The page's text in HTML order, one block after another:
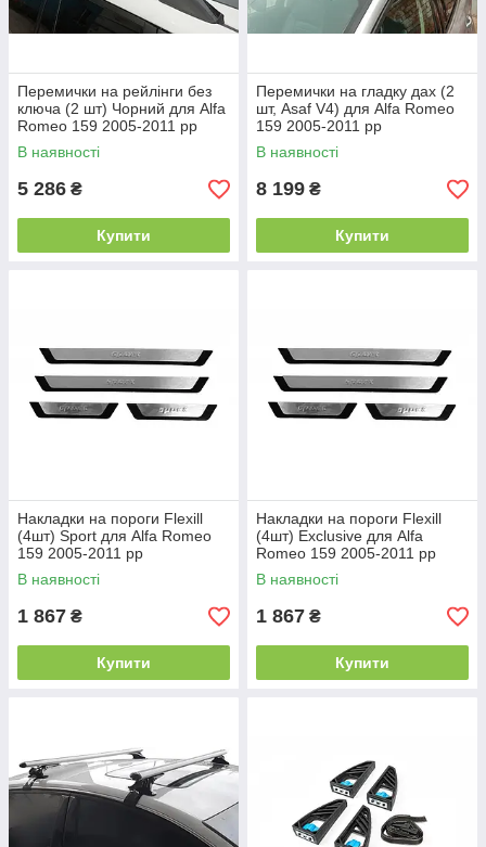
Перемички на рейлінги без
ключа (2 шт) Чорний для Alfa
Romeo 159 2005-2011 рр
В наявності
5 286 ₴
Купити
Перемички на гладку дах (2
шт, Asaf V4) для Alfa Romeo
159 2005-2011 рр
В наявності
8 199 ₴
Купити
Накладки на пороги Flexill
(4шт) Sport для Alfa Romeo
159 2005-2011 рр
В наявності
1 867 ₴
Купити
Накладки на пороги Flexill
(4шт) Exclusive для Alfa
Romeo 159 2005-2011 рр
В наявності
1 867 ₴
Купити